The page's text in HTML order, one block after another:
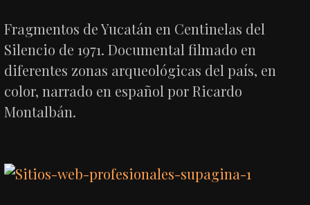
Fragmentos de Yucatán en Centinelas del
Silencio de 1971. Documental filmado en
diferentes zonas arqueológicas del país, en
color, narrado en español por Ricardo
Montalbán.